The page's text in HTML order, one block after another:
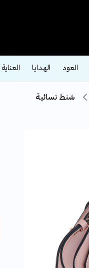
العود الهدايا
شنط نسائية